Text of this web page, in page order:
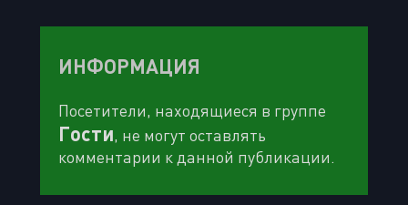
ИНФОРМАЦИЯ
Посетители, находящиеся в группе
Гости, не могут оставлять
комментарии к данной публикации.